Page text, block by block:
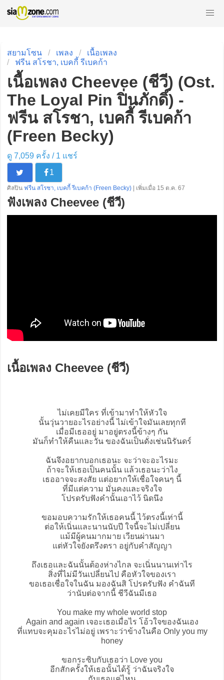
สยามโซน เพลง
เนื้อเพลง
ฟรีน สโรชา, เบคกี้ รีเบคก้า
เนื้อเพลง Cheevee (ชีวี) (Ost.
The Loyal Pin ปิ่นภักดิ์) -
ฟรีน สโรชา, เบคกี้ รีเบคก้า
(Freen Becky)
ดู 7,059 ครั้ง / 1 แชร์
1
ศิลปิน ฟรีน สโรชา, เบคกี้ รีเบคก้า (Freen Becky) | เพิ่มเมื่อ 15 ต.ค. 67
ฟังเพลง Cheevee (ชีวี)
เนื้อเพลง Cheevee (ชีวี)
ไม่เคยมีใคร ที่เข้ามาทำให้หัวใจ
นั้นวุ่นวายอะไรอย่างนี้ ไม่เข้าใจมันเลยทุกที
เมื่อมีเธออยู่ มาอยู่ตรงนี้ข้างๆ กัน
มันก็ทำให้คืนและวัน ของฉันเป็นดั่งเช่นนิรันดร์
ฉันจึงอยากบอกเธอนะ จะว่าจะอะไรมะ
ถ้าจะให้เธอเป็นคนนั้น แล้วเธอนะว่าไง
เธออาจจะสงสัย แต่อยากให้เชื่อใจคนๆ นี้
ที่มีแต่ความ มั่นคงและจริงใจ
โปรดรับฟังคำนั้นเอาไว้ นิดนึง
ขอมอบความรักให้เธอคนนี้ ไว้ตรงนี้เท่านี้
ต่อให้เนิ่นและนานนับปี ใจนี้จะไม่เปลี่ยน
แม้มีผู้คนมากมาย เวียนผ่านมา
แต่หัวใจยังตรึงตรา อยู่กับคำสัญญา
ถึงเธอและฉันนั้นต้องห่างไกล จะเนิ่นนานเท่าไร
สิ่งที่ไม่มีวันเปลี่ยนไป คือหัวใจของเรา
ขอเธอเชื่อใจในฉัน มองฉันสิ โปรดรับฟัง คำฉันที
ว่านับต่อจากนี้ ชีวีฉันมีเธอ
You make my whole world stop
Again and again เจอะเธอเมื่อไร โอ้วใจของฉันเอง
ที่แทบจะคุมอะไรไม่อยู่ เพราะว่าข้างในคือ Only you my
honey
ขอกระซิบกับเธอว่า Love you
อีกสักครั้งให้เธอนั้นได้รู้ ว่าฉันจริงใจ